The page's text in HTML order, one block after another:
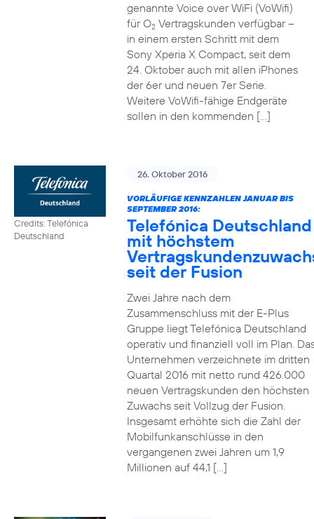
genannte Voice over WiFi (VoWifi)
für O2Vertragskunden verfügbar –
in einem ersten Schritt mit dem
Sony Xperia X Compact, seit dem
24. Oktober auch mit allen iPhones
der 6er und neuen 7er Serie.
Weitere VoWifi-fähige Endgeräte
sollen in den kommenden […]
Credits: Telefónica
Deutschland
26. Oktober 2016
VORLÄUFIGE KENNZAHLEN JANUAR BIS
SEPTEMBER 2016:
Telefónica Deutschland
mit höchstem
seit der Fusion
Zwei Jahre nach dem
Zusammenschluss mit der E-Plus
Gruppe liegt Telefónica Deutschland
operativ und finanziell voll im Plan.
Unternehmen verzeichnete im dritten
Quartal 2016 mit netto rund 426.000
neuen Vertragskunden den höchsten
Zuwachs seit Vollzug der Fusion.
Insgesamt erhöhte sich die Zahl der
Mobilfunkanschlüsse in den
vergangenen zwei Jahren um 1,9
Millionen auf 44,1 […]